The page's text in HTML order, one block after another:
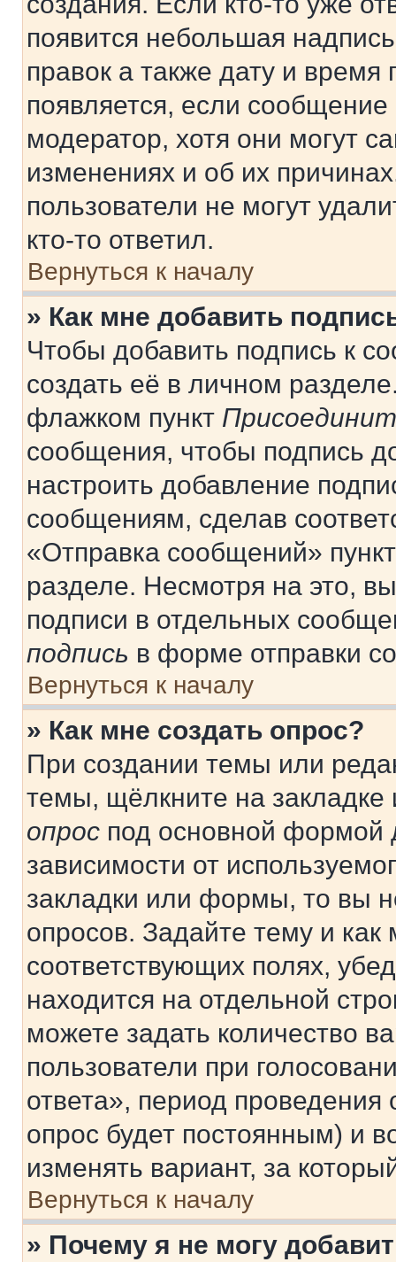
появится небольшая
правок а также дату и
появляется, если
модератор, хотя они могут
изменениях и об их
пользователи не могут
кто-то ответил.
Вернуться к началу
» Как мне добавить
Чтобы добавить подпись к
создать её в личном
флажком пункт
сообщения, чтобы подпись
настроить добавление
сообщениям, сделав
«Отправка сообщений»
разделе. Несмотря на это,
подписи в отдельных
подпись в форме отправки
Вернуться к началу
» Как мне создать опрос?
При создании темы или
темы, щёлкните на
опрос под основной формой
зависимости от
закладки или формы, то вы
опросов. Задайте тему и
соответствующих полях,
находится на отдельной
можете задать количество
пользователи при
ответа», период проведения
опрос будет постоянным) и
изменять вариант, за
Вернуться к началу
» Почему я не могу